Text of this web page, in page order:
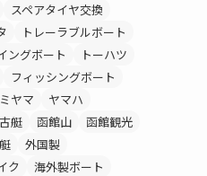
スペアタイヤ交換
トレーラブルボート
ングボート
トーハツ
フィッシングボート
ミヤマ
ヤマハ
艇 函館山
函館観光
外国製
ク
海外製ボート